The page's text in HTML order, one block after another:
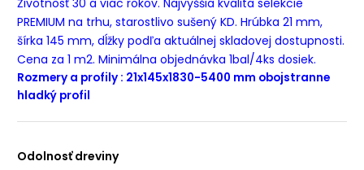
Životnosť 30 a viac rokov. Najvyššia kvalita selekcie
PREMIUM na trhu, starostlivo sušený KD. Hrúbka 21 mm,
šírka 145 mm, dĺžky podľa aktuálnej skladovej dostupnosti.
Cena za 1 m2. Minimálna objednávka 1bal/4ks dosiek.
Rozmery a profily : 21x145x1830-5400 mm obojstranne
hladký profil
Odolnosť dreviny